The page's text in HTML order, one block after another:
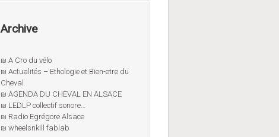
Archive
₪ A Cro du vélo
₪ Actualités – Ethologie et Bien-etre du
Cheval
₪ AGENDA DU CHEVAL EN ALSACE
₪ LEDLP collectif sonore…
₪ Radio Egrégore Alsace
₪ wheelsnkill fablab